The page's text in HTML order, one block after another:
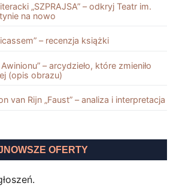
„SZPRAJSA” – odkryj Teatr im.
na nowo
– recenzja książki
– arcydzieło, które zmieniło
(opis obrazu)
van Rĳn „Faust” – analiza i interpretacja
OFERTY